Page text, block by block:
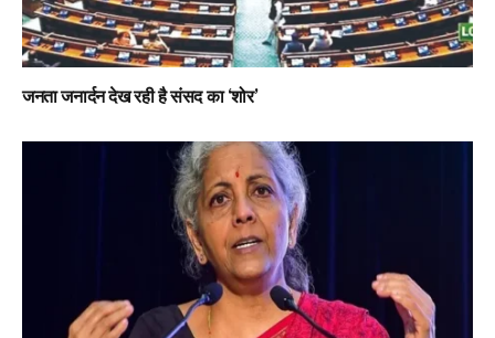
जनता जनार्दन देख रही है संसद का ‘शोर’